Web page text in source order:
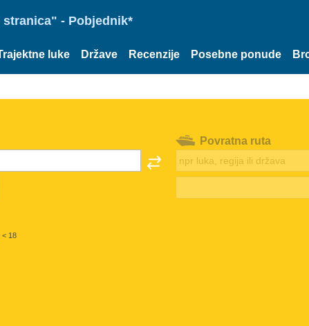
- Pobjednik*
luke Države Recenzije Posebne ponude
< 18
Povratna ruta